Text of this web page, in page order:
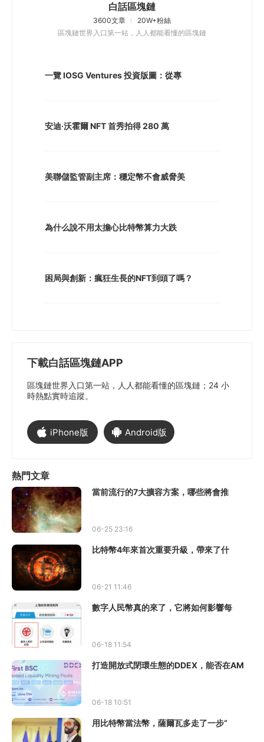
白話區塊鏈
3600文章
20W+粉絲
區塊鏈世界入口第一站，人人都能看懂的區塊鏈
一覽 IOSG Ventures 投資版圖：從專
安迪·沃霍爾 NFT 首秀拍得 280 萬
美聯儲監管副主席：穩定幣不會威脅美
為什么說不用太擔心比特幣算力大跌
困局與創新：瘋狂生長的NFT到頭了嗎？
下載白話區塊鏈APP
區塊鏈世界入口第一站，人人都能看懂的區塊鏈；24 小
時熱點實時追蹤。
iPhone版 Android版
熱門文章
當前流行的7大擴容方案，哪些將會推
06-25 23:16
比特幣4年來首次重要升級，帶來了什
06-21 11:46
數字人民幣真的來了，它將如何影響每
06-18 11:54
打造開放式閉環生態的DDEX，能否在AM
06-18 10:51
用比特幣當法幣，薩爾瓦多走了一步“